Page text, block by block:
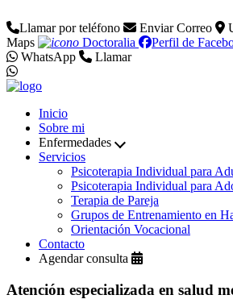
Llamar por teléfono Enviar Correo
Maps
Doctoralia
Perfil de
WhatsApp
Llamar
Inicio
Sobre mi
Enfermedades
Servicios
Psicoterapia Individual para
Psicoterapia Individual para
Terapia de Pareja
Grupos de Entrenamiento en
Orientación Vocacional
Contacto
Agendar consulta
Atención especializada en salud